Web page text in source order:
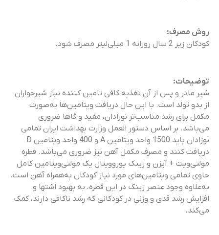
روش مصرف:
کودکان زیر 2 سال روزانه 1 میلی‌لیتر مصرف شود.
توضیحات:
شیر مادر و پس از آن تغذیه کافی تامین کننده نیاز شیرخواران
از بدو تولد است. با این حال دریافت ویتامین‌ها به‌صورت
مکمل برای رشد مناسب‌تر نوزادان، مفید و گاها ضروری
می‌باشد. بر اساس دستور العمل وزارت بهداشت ایران تمامی
نوزادان باید 1500 واحد ویتامین A و 400 واحد ویتامین D
دریافت کنند و مصرف مکمل آهن نیز ضروری می‌باشد. قطره
مولتی‌ویت + آیزن و زینک یوروویتال یک مولتی‌ویتامین کامل
حاوی تمامی ویتامین‌های مورد نیاز کودکان به‌همراه آهن است.
به‌علاوه وجود عنصر زینک در این قطره، به بهبود اشتها و
افزایش رشد قدی و وزنی در کودکانی که رشد ناکافی دارند، کمک
می‌کند.